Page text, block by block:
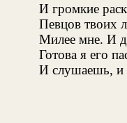
И громкие
Певцов твоих
Милее мне. И
Готова я его
И слушаешь, и